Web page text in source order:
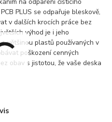
PLUS se odpařuje bleskově,
v dalších krocích práce bez
výhod je i jeho
většinou plastů používaných v
poškození cenných
obav s jistotou, že vaše deska